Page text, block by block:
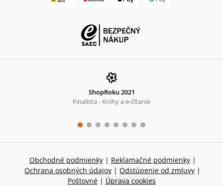
ShopRoku 2021
Finalista - Knihy a e-čítanie
Obchodné podmienky | Reklamačné podmienky |
Ochrana osobných údajov | Odstúpenie od zmluvy |
Poštovné | Úprava cookies